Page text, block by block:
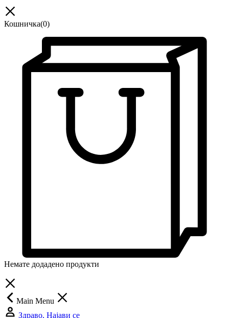
Кошничка(0)
Немате додадено продукти
Main Menu
Здраво, Најави се